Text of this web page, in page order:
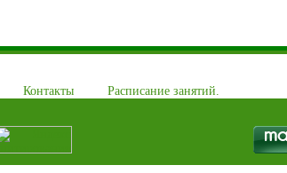
Контакты Расписание занятий.